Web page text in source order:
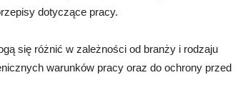
dotyczące pracy.
się różnić w zależności od branży i rodzaju
warunków pracy oraz do ochrony przed